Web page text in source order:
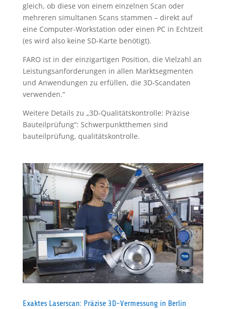
gleich, ob diese von einem einzelnen Scan oder
mehreren simultanen Scans stammen – direkt auf
eine Computer-Workstation oder einen PC in Echtzeit
(es wird also keine SD-Karte benötigt).
FARO ist in der einzigartigen Position, die Vielzahl an
Leistungsanforderungen in allen Marktsegmenten
und Anwendungen zu erfüllen, die 3D-Scandaten
verwenden.“
Weitere Details zu „3D-Qualitätskontrolle: Präzise
Bauteilprüfung“: Schwerpunktthemen sind
bauteilprüfung, qualitätskontrolle.
Exaktes Laserscan: Präzise 3D-Vermessung in Berlin